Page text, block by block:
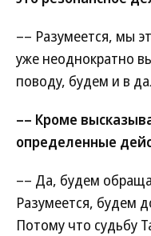
–– Разумеется, мы
уже неоднократно
поводу, будем и в
–– Кроме
определенные
–– Да, будем
Разумеется, будем
Потому что судьбу